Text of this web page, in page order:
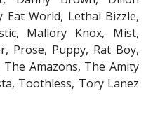
Eat World, Lethal Bizzle,
Mallory Knox, Mist,
Prose, Puppy, Rat Boy,
The Amazons, The Amity
Toothless, Tory Lanez